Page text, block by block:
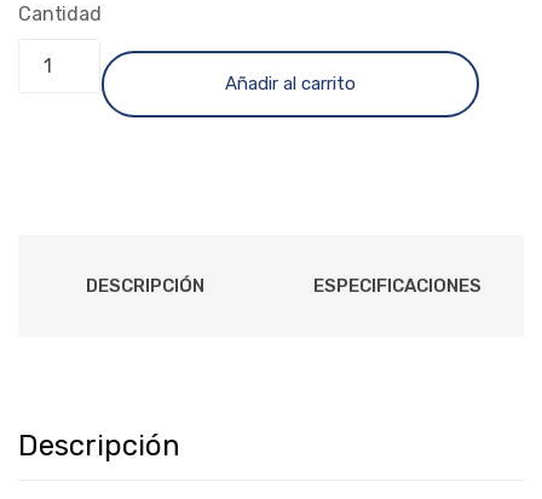
Cantidad
Añadir al carrito
DESCRIPCIÓN ESPECIFICACIONES
Descripción